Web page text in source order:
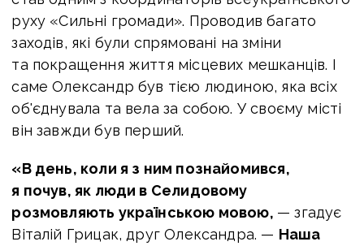
руху «Сильні громади». Проводив багато
заходів, які були спрямовані на зміни
та покращення життя місцевих мешканців. І
саме Олександр був тією людиною, яка всіх
об'єднувала та вела за собою. У своєму місті
він завжди був перший.
«В день, коли я з ним познайомився,
я почув, як люди в Селидовому
розмовляють українською мовою, — згадує
Віталій Грицак, друг Олександра. — Наша